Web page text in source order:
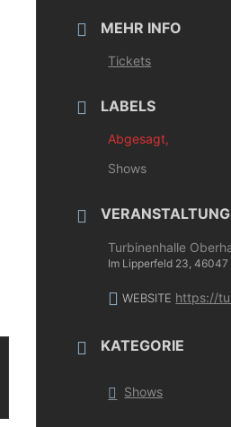
MEHR INFO
Tickets
LABELS
Abgesagt,
Shows
Turbinenhalle
Im Lipperfeld 23, 46047
WEBSITE https://
KATEGORIE
Shows